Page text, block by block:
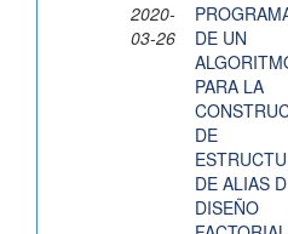
2020-
03-26
DE UN
PARA LA
DE
DE ALIAS
DISEÑO